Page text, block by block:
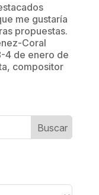
me gustaría
propuestas.
Coral
4 de enero de
compositor